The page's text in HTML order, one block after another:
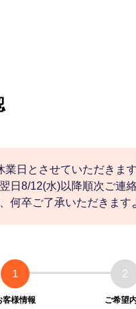
日とさせていただきます
日8/12(水)以降順次ご連
何卒ご了承いただきます
1
客様情報
2
ご希望